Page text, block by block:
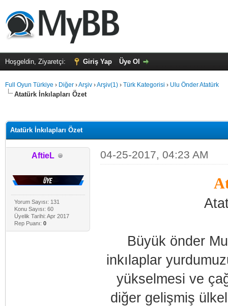
Hoşgeldin, Ziyaretçi: Giriş Yap Üye Ol
Full Oyun Türkiye › Diğer ›Arşiv ›Arşiv(1) › Türk Kategorisi › Ulu Önder Atatürk
Atatürk İnkılapları Özet
Atatürk İnkılapları Özet
AftieL
Yorum Sayısı: 131
Konu Sayısı: 60
Üyelik Tarihi: Apr 2017
Rep Puanı: 0
04-25-2017, 04:23 AM
Büyük önder
inkılaplar
yükselmesi ve
diğer gelişmiş